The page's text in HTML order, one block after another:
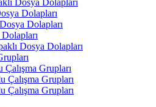
Dosya Dolapları
Dolapları
Dolapları
Dosya Dolapları
Grupları
Çalışma Grupları
Çalışma Grupları